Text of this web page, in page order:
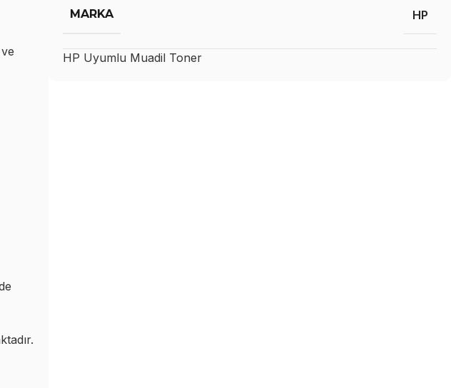
MARKA HP
HP Uyumlu Muadil Toner